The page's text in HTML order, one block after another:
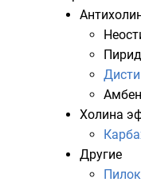
Холина
Другие